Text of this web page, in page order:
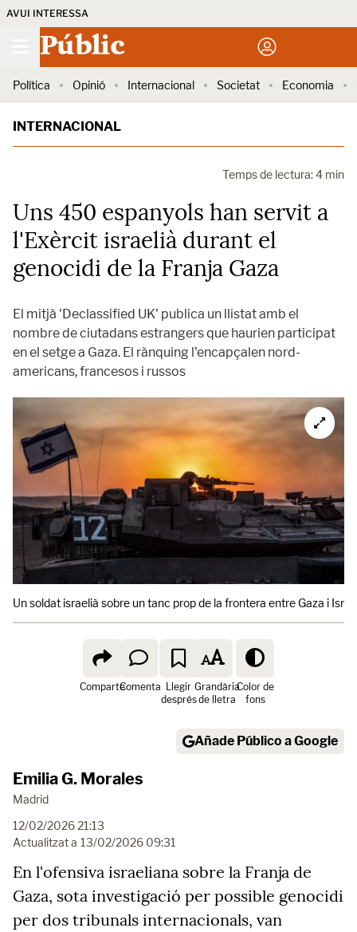
AVUI INTERESSA
Públic
Política Opinió Internacional Societat Economia
INTERNACIONAL
Temps de lectura: 4 min
Uns 450 espanyols han servit a
l'Exèrcit israelià durant el
genocidi de la Franja Gaza
El mitjà 'Declassified UK' publica un llistat amb el
nombre de ciutadans estrangers que haurien participat
en el setge a Gaza. El rànquing l'encapçalen nord-
americans, francesos i russos
Un soldat israelià sobre un tanc prop de la frontera entre Gaza i
ComparteComenta Llegir
després
Grandària
de lletra
Color de
fons
Añade Público a Google
Emilia G. Morales
Madrid
12/02/2026 21:13
Actualitzat a 13/02/2026 09:31
En l'ofensiva israeliana sobre la Franja de
Gaza, sota investigació per possible genocidi
per dos tribunals internacionals, van